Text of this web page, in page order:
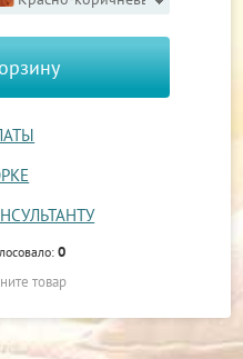
0
товар